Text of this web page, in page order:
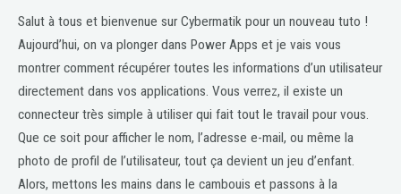
Salut à tous et bienvenue sur Cybermatik pour un nouveau tuto !
Aujourd’hui, on va plonger dans Power Apps et je vais vous
montrer comment récupérer toutes les informations d’un utilisateur
directement dans vos applications. Vous verrez, il existe un
connecteur très simple à utiliser qui fait tout le travail pour vous.
Que ce soit pour afficher le nom, l’adresse e-mail, ou même la
photo de profil de l’utilisateur, tout ça devient un jeu d’enfant.
Alors, mettons les mains dans le cambouis et passons à la
navigation